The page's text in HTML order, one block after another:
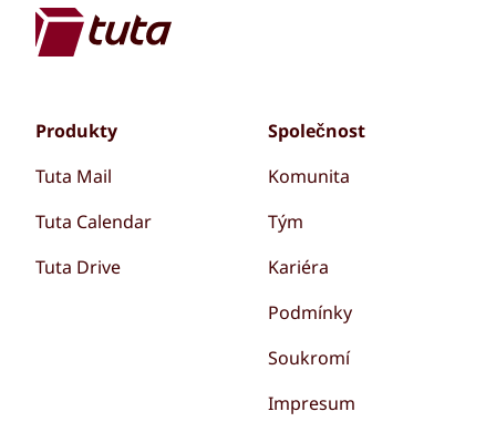
Produkty
Tuta Mail
Tuta Calendar
Tuta Drive
Společnost
Komunita
Tým
Kariéra
Podmínky
Soukromí
Impresum